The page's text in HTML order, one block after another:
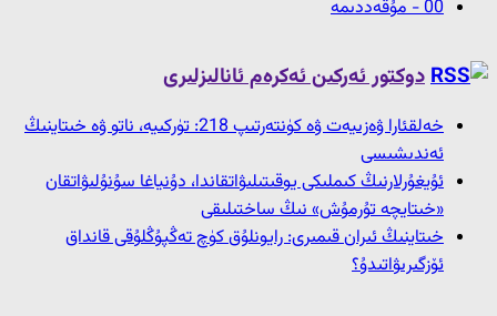
00 - مۇقەددىمە
دوكتور ئەركىن ئەكرەم ئانالىزلىرى
خەلقئارا ۋەزىيەت ۋە كۈنتەرتىپ 218: تۈركىيە، ناتو ۋە خىتاينىڭ
ئەندىشىسى
ئۇيغۇرلارنىڭ كىملىكى يوقىتىلىۋاتقاندا، دۇنياغا سۇنۇلىۋاتقان
«خىتايچە تۇرمۇش» نىڭ ساختىلىقى
خىتاينىڭ ئىران قىمىرى: رايونلۇق كۈچ تەڭپۇڭلۇقى قانداق
ئۆزگىرىۋاتىدۇ؟